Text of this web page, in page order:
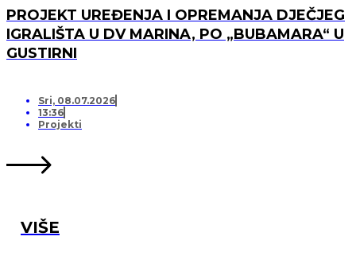
PROJEKT UREĐENJA I OPREMANJA DJEČJEG
IGRALIŠTA U DV MARINA, PO „BUBAMARA“ U
GUSTIRNI
Sri, 08.07.2026
13:36
Projekti
VIŠE